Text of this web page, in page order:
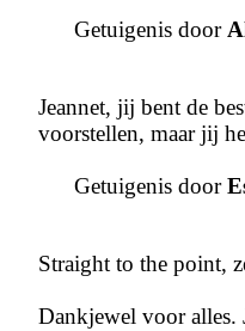
Getuigenis door
Jeannet, jij bent de
voorstellen, maar jij
Getuigenis door
Straight to the point,
Dankjewel voor alles.